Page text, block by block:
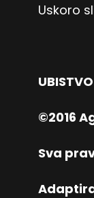
Uskoro
©2016
Sva